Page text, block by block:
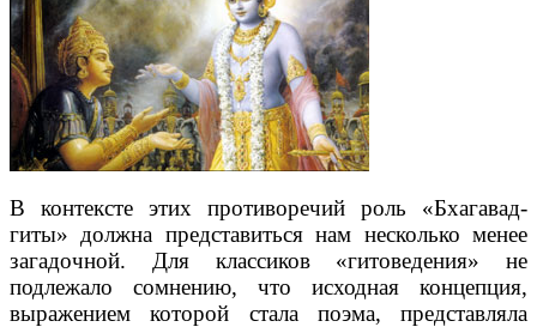
В контексте этих противоречий роль «Бхагавад-
гиты» должна представиться нам несколько менее
загадочной. Для классиков «гитоведения» не
подлежало сомнению, что исходная концепция,
выражением которой стала поэма, представляла